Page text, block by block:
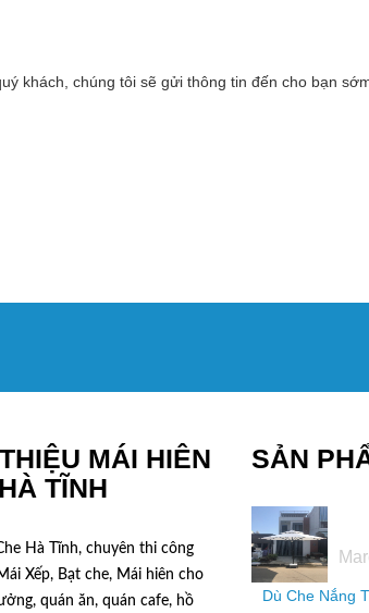
khách, chúng tôi sẽ gửi thông tin đến cho bạn
MÁI HIÊN
TĨNH
Hà Tĩnh, chuyên thi công
Xếp, Bạt che, Mái hiên cho
quán ăn, quán cafe, hồ
SẢN
Dù Che Nắng